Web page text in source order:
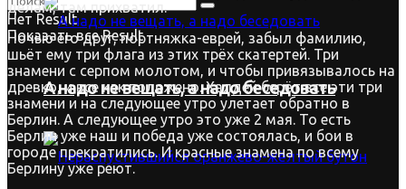
Нет Result
Показать все Result
А надо не вещать, а надо беседовать
делам, там прихватил.
Ночью его друг, портняжка-еврей, забыл фамилию,
шьёт ему три флага из этих трёх скатертей. Три
знамени с серпом молотом, и чтобы привязывалось на
древко, и все как положено. Халдей берёт все эти три
знамени и на следующее утро улетает обратно в
Берлин. А следующее утро это уже 2 мая. То есть
Берлин уже наш и победа уже состоялась, и бои в
городе прекратились. И красные знамена по всему
Берлину уже реют.